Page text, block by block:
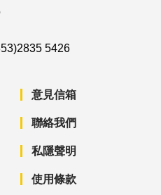
5426
意見信箱
聯絡我們
私隱聲明
使用條款